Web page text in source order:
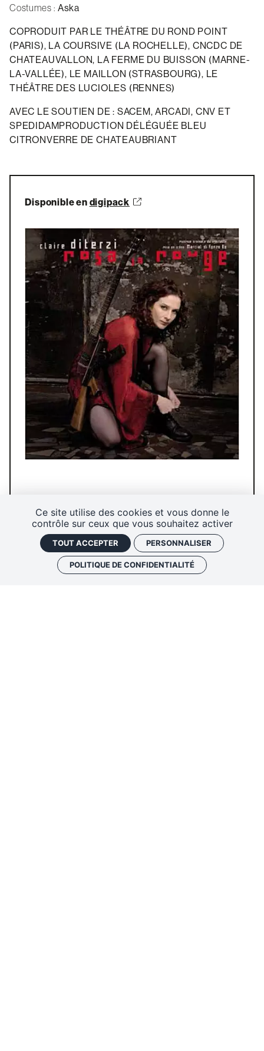
Ce site utilise des cookies et vous donne le
contrôle sur ceux que vous souhaitez activer
TOUT ACCEPTER PERSONNALISER
POLITIQUE DE CONFIDENTIALITÉ
Costumes : Aska
COPRODUIT PAR LE THÉÂTRE DU ROND POINT
(PARIS), LA COURSIVE (LA ROCHELLE), CNCDC DE
CHATEAUVALLON, LA FERME DU BUISSON (MARNE-
LA-VALLÉE), LE MAILLON (STRASBOURG), LE
THÉÂTRE DES LUCIOLES (RENNES)
AVEC LE SOUTIEN DE : SACEM, ARCADI, CNV ET
SPEDIDAMPRODUCTION DÉLÉGUÉE BLEU
CITRONVERRE DE CHATEAUBRIANT
Disponible en digipack